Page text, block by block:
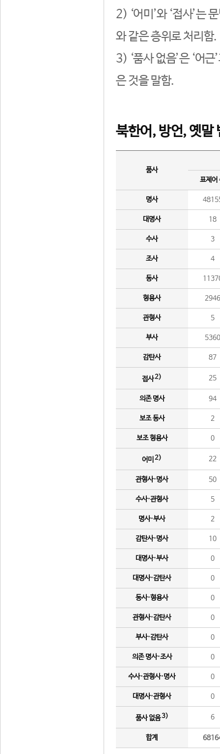
2) ‘어미’와 ‘접사’는
와 같은 층위로 처리함.
3) ‘품사 없음’은 ‘어
은 것을 말함.
북한어, 방언, 옛말
품사
표제어
명사
대명사 18
수사 3
조사 4
동사
형용사 2946
관형사 5
부사 5360
감탄사 87
접사2) 25
의존 명사 94
보조 동사 2
보조 형용사 0
어미 2) 22
관형사·명사 50
수사·관형사 5
명사·부사 2
감탄사·명사 10
대명사·부사 0
대명사·감탄사 0
동사·형용사 0
관형사·감탄사 0
부사·감탄사 0
의존 명사·조사 0
수사·관형사·명사 0
대명사·관형사 0
품사 없음3) 6
합계